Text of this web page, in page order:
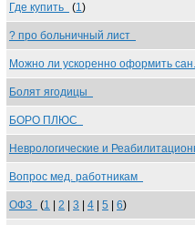
Где купить (1)
? про больничный лист
Можно ли ускоренно оформить
Болят ягодицы
БОРО ПЛЮС
Неврологические и
Вопрос мед. работникам
ОФЗ (1 2 3 4 5 6)